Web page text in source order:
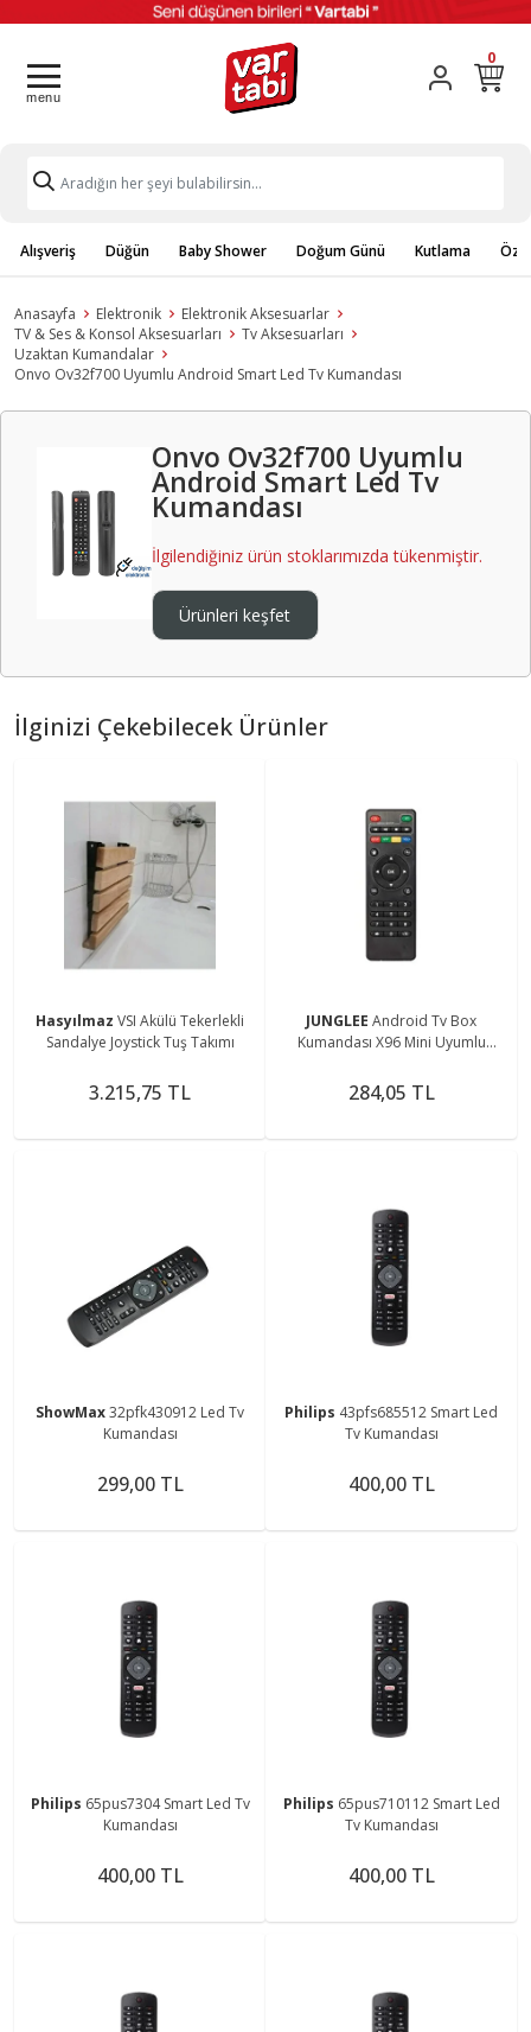
0
Alışveriş Düğün Baby Shower Doğum Günü Kutlama
Anasayfa Elektronik
Elektronik Aksesuarlar
TV & Ses & Konsol Aksesuarları
Tv Aksesuarları
Uzaktan Kumandalar
Onvo Ov32f700 Uyumlu Android Smart Led Tv Kumandası
Onvo Ov32f700 Uyumlu
Android Smart Led Tv
Kumandası
İlgilendiğiniz ürün stoklarımızda tükenmiştir.
Ürünleri keşfet
İlginizi Çekebilecek Ürünler
Hasyılmaz VSI Akülü Tekerlekli
Sandalye Joystick Tuş Takımı
3.215,75 TL
JUNGLEE Android Tv Box
Kumandası X96 Mini Uyumlu
284,05 TL
ShowMax32pfk430912 Led Tv
Kumandası
299,00 TL
Philips 43pfs685512 Smart Led
Tv Kumandası
400,00 TL
Philips 65pus7304 Smart Led Tv
Kumandası
400,00 TL
Philips 65pus710112 Smart Led
Tv Kumandası
400,00 TL